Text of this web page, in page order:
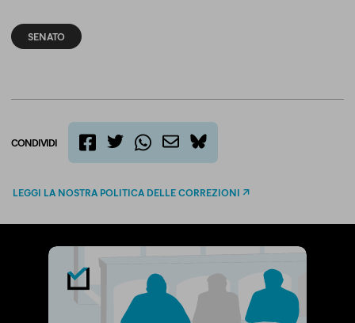
SENATO
CONDIVIDI
bluesky
LEGGI LA NOSTRA POLITICA DELLE CORREZIONI